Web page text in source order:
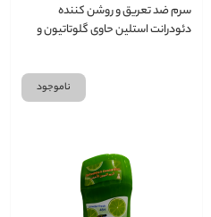
سرم ضد تعریق و روشن کننده
دئودرانت استلین حاوی گلوتاتیون و
ناموجود